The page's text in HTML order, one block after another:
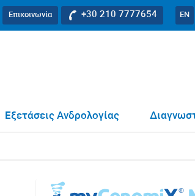
EN
+30 210 7777654
Επικοινωνία
Εξετάσεις Ανδρολογίας